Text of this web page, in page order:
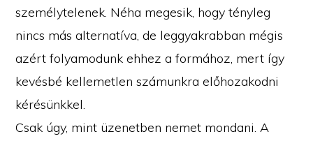
személytelenek. Néha megesik, hogy tényleg
nincs más alternatíva, de leggyakrabban mégis
azért folyamodunk ehhez a formához, mert így
kevésbé kellemetlen számunkra előhozakodni
kérésünkkel.
Csak úgy, mint üzenetben nemet mondani. A